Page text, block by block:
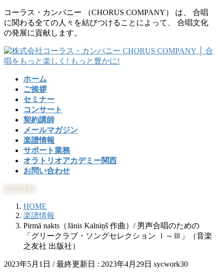
コ
ン
テ
ツ
に
ナ
ビ
ゲ
シ
ョ
コーラス・カンパニー （CHORUS COMPANY） は、 合唱
に関わる全ての人々を結びつけることによって、 合唱文化
の発展に貢献します。
ホーム
ご挨拶
セミナー
コンサート
契約講師
メールマガジン
楽譜情報
サポート業務
オラトリオアカデミー関西
お問い合わせ
楽譜情報
HOME
楽譜情報
Pirmā nakts（Jānis Kalniņš 作曲）/ 男声合唱のための
「グリークラブ・ソングセレクション Ⅰ～Ⅲ」（音楽
之友社 出版社）
2023年5月1日 / 最終更新日 : 2023年4月29日 sycwork30